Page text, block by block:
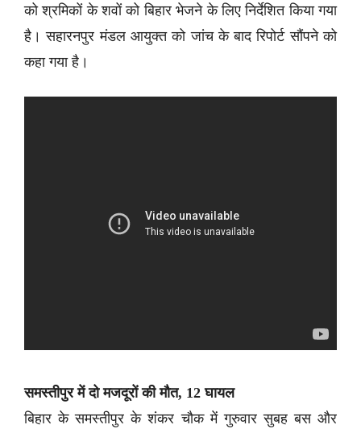
को श्रमिकों के शवों को बिहार भेजने के लिए निर्देशित किया गया
है। सहारनपुर मंडल आयुक्त को जांच के बाद रिपोर्ट सौंपने को
कहा गया है।
समस्तीपुर में दो मजदूरों की मौत, 12 घायल
बिहार के समस्तीपुर के शंकर चौक में गुरुवार सुबह बस और